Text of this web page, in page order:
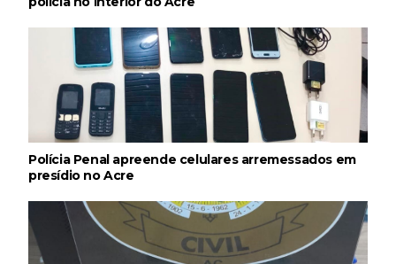
Polícia Penal apreende celulares arremessados em
presídio no Acre